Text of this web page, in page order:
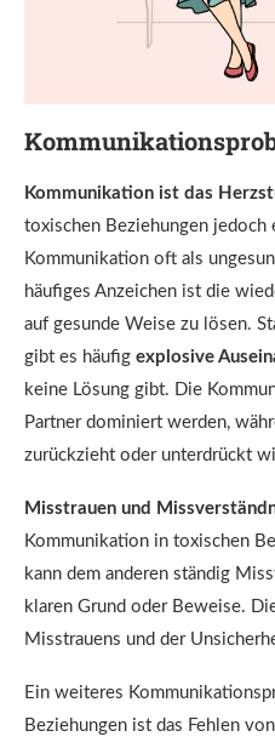
Kommunikation ist das
toxischen Beziehungen jedoch
Kommunikation oft als
häufiges Anzeichen ist die
auf gesunde Weise zu lösen.
gibt es häufig explosive
keine Lösung gibt. Die
Partner dominiert werden,
zurückzieht oder unterdrückt
Misstrauen und
Kommunikation in toxischen
kann dem anderen ständig
klaren Grund oder Beweise.
Misstrauens und der
Ein weiteres
Beziehungen ist das Fehlen